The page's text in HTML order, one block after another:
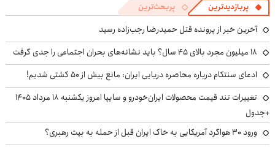
پربازدیدترین پربحث‌ترین
آخرین خبر از پرونده قتل حمیدرضا رجب‌زاده رسید
۱۸ میلیون مجرد بالای ۴۵ سال؟ باید نشانه‌های بحران اجتماعی را جدی گرفت
ادعای سنتکام درباره محاصره دریایی ایران: مانع بیش از ۵۰ کشتی شدیم!
تغییرات تند قیمت محصولات ایران‌خودرو و سایپا امروز یکشنبه ۱۸ مرداد ۱۴۰۵
+جدول
ورود ۳۰ هواگرد آمریکایی به خاک ایران قبل از حمله به بیت رهبری؟